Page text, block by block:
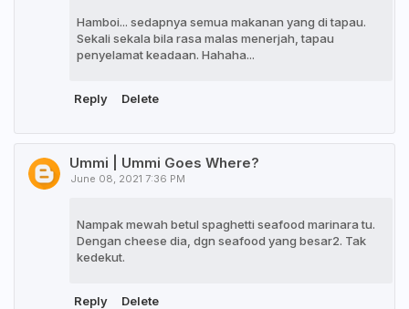
Hamboi... sedapnya semua makanan yang di tapau.
Sekali sekala bila rasa malas menerjah, tapau
penyelamat keadaan. Hahaha...
Reply Delete
Ummi | Ummi Goes Where?
June 08, 2021 7:36 PM
Nampak mewah betul spaghetti seafood marinara tu.
Dengan cheese dia, dgn seafood yang besar2. Tak
kedekut.
Reply Delete